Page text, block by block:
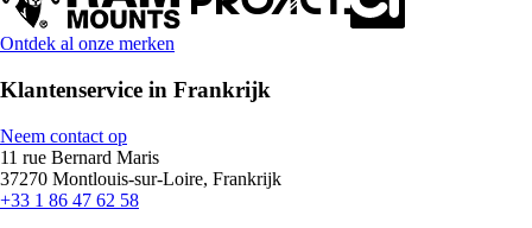
Ontdek al onze merken
Klantenservice in Frankrijk
Neem contact op
11 rue Bernard Maris
37270 Montlouis-sur-Loire, Frankrijk
+33 1 86 47 62 58